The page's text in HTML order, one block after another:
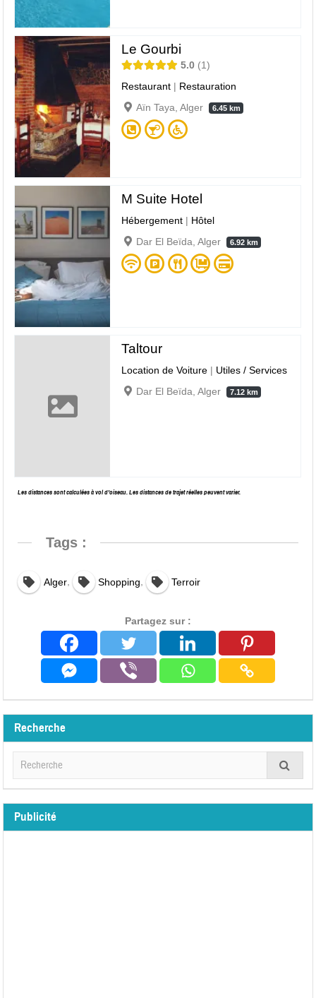
Le Gourbi
5.0
1
Restaurant | Restauration
Aïn Taya, Alger
6.45 km
M Suite Hotel
Hébergement | Hôtel
Dar El Beïda, Alger
6.92 km
Taltour
Location de Voiture | Utiles / Services
Dar El Beïda, Alger
7.12 km
Les distances sont calculées à vol d’oiseau. Les distances de trajet réelles peuvent varier.
Tags :
Alger, Shopping Terroir
Partagez sur :
Recherche
Publicité